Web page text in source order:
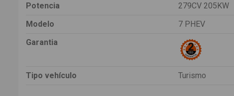
Potencia
279CV 205KW
Modelo
7 PHEV
Garantia
Tipo vehículo Turismo